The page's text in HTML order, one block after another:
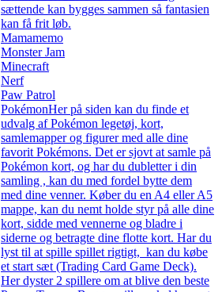
sættende kan bygges sammen så fantasien
kan få frit løb.
Mamamemo
Monster Jam
Minecraft
Nerf
Paw Patrol
PokémonHer på siden kan du finde et
udvalg af Pokémon legetøj, kort,
samlemapper og figurer med alle dine
favorit Pokémons. Det er sjovt at samle på
Pokémon kort, og har du dubletter i din
samling , kan du med fordel bytte dem
med dine venner. Køber du en A4 eller A5
mappe, kan du nemt holde styr på alle dine
kort, sidde med vennerne og bladre i
siderne og betragte dine flotte kort. Har du
lyst til at spille spillet rigtigt, kan du købe
et start sæt (Trading Card Game Deck).
Her dyster 2 spillere om at blive den beste